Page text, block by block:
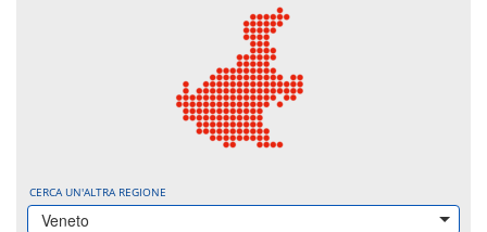
CERCA UN'ALTRA REGIONE
Veneto